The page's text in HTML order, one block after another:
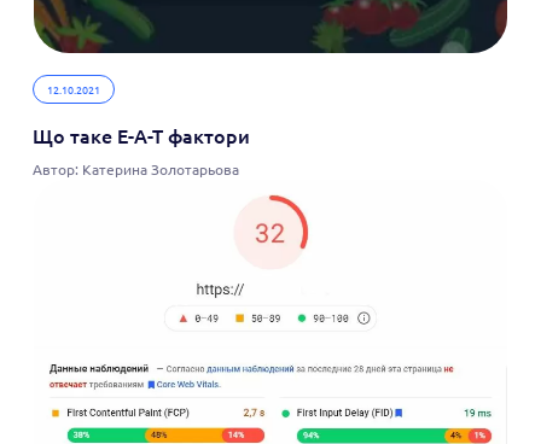
12.10.2021
Що таке E-A-T фактори
Автор: Катерина Золотарьова